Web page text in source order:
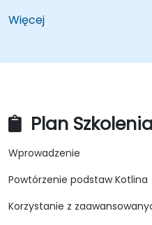
Więcej
Plan Szkolenia
Wprowadzenie
Powtórzenie podstaw Kotlina
Korzystanie z